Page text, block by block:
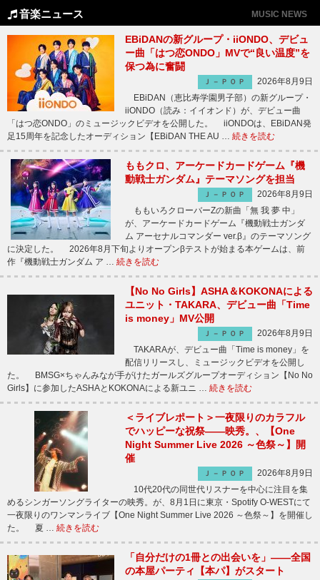
音楽ニュース MUSIC NEWS
EBiDANの新グループ・iiONDO、デビュ
ー曲「はつ恋ONDO」MVで“良い温度”を
保つ為に奮闘
Ｊ－ＰＯＰ
2026年8月9日
EBiDAN（恵比寿学園男子部）の新グループ・
iiONDO（読み：イイオンド）が、デビュー曲
「はつ恋ONDO」のミュージックビデオを公開した。 iiONDOは、EBiDAN発
足15周年を記念したオーディション【EBiDAN THE AU … 続きを読む
ももクロ、アーケードカードゲーム『機
動戦士ガンダム』テーマソングを担当
Ｊ－ＰＯＰ
2026年8月9日
ももいろクローバーZの新曲「無 我 夢 中」
が、アーケードカードゲーム『機動戦士ガンダ
ム アーセナルコマンダー ver.β』のテーマソング
に決定した。 2026年8月下旬よりオープンβテストが始まる本ゲームは、前
作『機動戦士ガンダム ア … 続きを読む
【No No Girls】ASHA＆KOKONAによる
ユニット・TAKARA、デビュー曲「Time
is money」MV公開
Ｊ－ＰＯＰ
2026年8月9日
TAKARAが、デビュー曲「Time is money」を
配信リリースし、ミュージックビデオを公開し
た。 BMSG×ちゃんみなが手がけたガールズグループオーディション【No No
Girls】に参加したASHAとKOKONAによる新ユニ … 続きを読む
＜ライブレポート＞一夜限りのカラフル
でハッピーな祝祭――映秀。、【One
Night Summer Live 2026 ～色祭～】開
催
Ｊ－ＰＯＰ
2026年8月9日
10代20代の同世代リスナーを中心に注目を集
めるシンガーソングライターの映秀。が、8月1日に東京・Spotify O-WESTにて
一夜限りのワンマンライブ【One Night Summer Live 2026 ～色祭～】を開催し
た。 夏 … 続きを読む
「自分だけの1冊との出会いを」――全国
の本屋パーティ【本パ】がスタート